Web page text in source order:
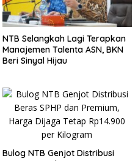
NTB Selangkah Lagi Terapkan
Manajemen Talenta ASN, BKN
Beri Sinyal Hijau
Bulog NTB Genjot Distribusi